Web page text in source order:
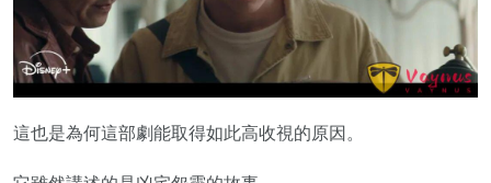
這也是為何這部劇能取得如此高收視的原因。